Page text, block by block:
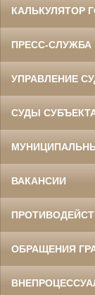
КАЛЬКУЛЯТОР
ПРЕСС-СЛУЖБА
УПРАВЛЕНИЕ
СУДЫ
ВАКАНСИИ
ОБРАЩЕНИЯ